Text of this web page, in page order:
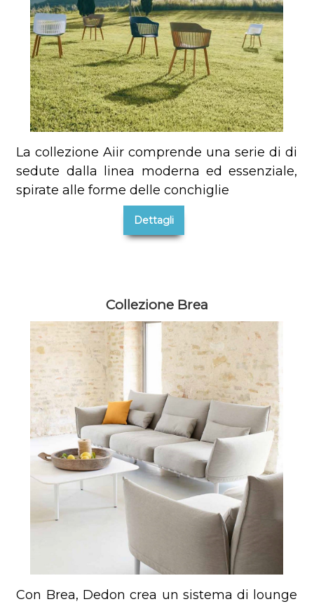
La collezione Aiir comprende una serie di di
sedute dalla linea moderna ed essenziale,
spirate alle forme delle conchiglie
Dettagli
Collezione Brea
Con Brea, Dedon crea un sistema di lounge